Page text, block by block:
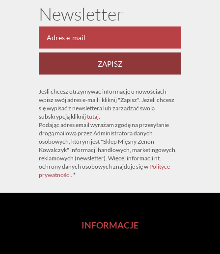
Newsletter
ZAPISZ
Jeśli chcesz otrzymywać informacje o nowościach
wpisz swój adres e-mail i kliknij "Zapisz". Jeżeli chcesz
się wypisać z newslettera lub zarządzać swoją
subskrypcją kliknijtutaj.
Podając adres email wyrażam zgodę na przesyłanie
drogą mailową przez Administratora danych
osobowych, którym jest "Sklep Mięsny Zenon
Kowalczyk" informacji handlowych, marketingowych,
reklamowych (newsletter). Więcej informacji nt.
ochrony danych osobowych znajduje się w Polityce
prywatności. *
INFORMACJE